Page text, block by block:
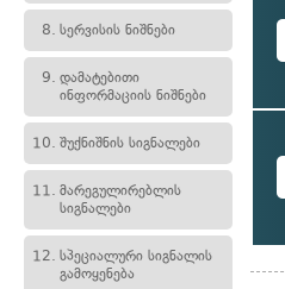
8. სერვისის ნიშნები
9. დამატებითი
ინფორმაციის ნიშნები
10. შუქნიშნის სიგნალები
11. მარეგულირებლის
სიგნალები
12. სპეციალური სიგნალის
გამოყენება